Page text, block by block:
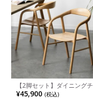
【2脚セット】ダイニングチ
ェア 木製 LUGA 肘付き チェ
ア 天然木 リビング椅子 板座
¥45,900 (税込)